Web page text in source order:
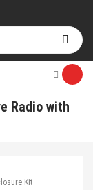
Radio with